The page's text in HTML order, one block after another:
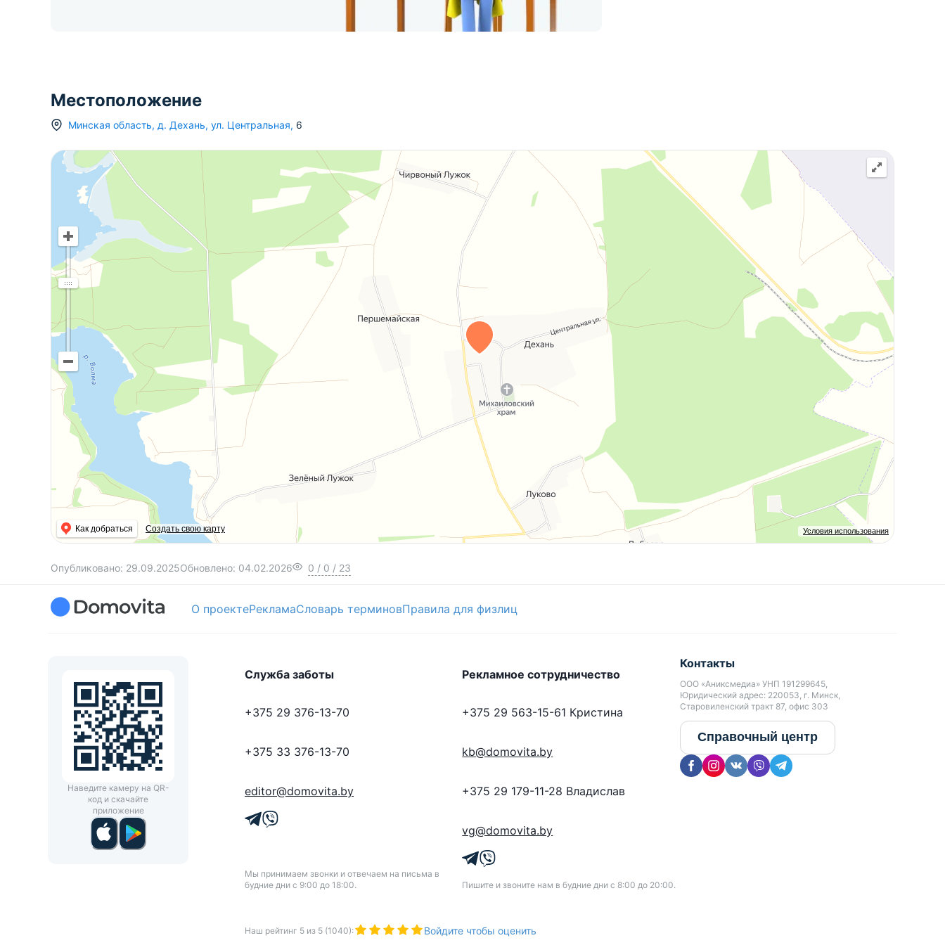
Местоположение
Минская область, д. Дехань, ул. Центральная, 6
Условия использования
Как добраться Создать свою карту
Опубликовано: 29.09.2025Обновлено: 04.02.2026 0 / 0 / 23
О проектеРекламаСловарь терминовПравила для физлиц
Наведите камеру на QR-
код и скачайте
приложение
Служба заботы
+375 29 376-13-70
+375 33 376-13-70
editor@domovita.by
Мы принимаем звонки и отвечаем на письма в
будние дни с 9:00 до 18:00.
Рекламное сотрудничество
+375 29 563-15-61 Кристина
kb@domovita.by
+375 29 179-11-28 Владислав
vg@domovita.by
Пишите и звоните нам в будние дни с 8:00 до 20:00.
Контакты
ООО «Аниксмедиа» УНП 191299645,
Юридический адрес: 220053, г. Минск,
Старовиленский тракт 87, офис 303
Справочный центр
Наш рейтинг 5 из 5 (1040): Войдите чтобы оценить